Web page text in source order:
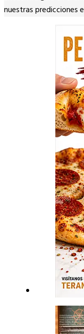
nuestras predicciones